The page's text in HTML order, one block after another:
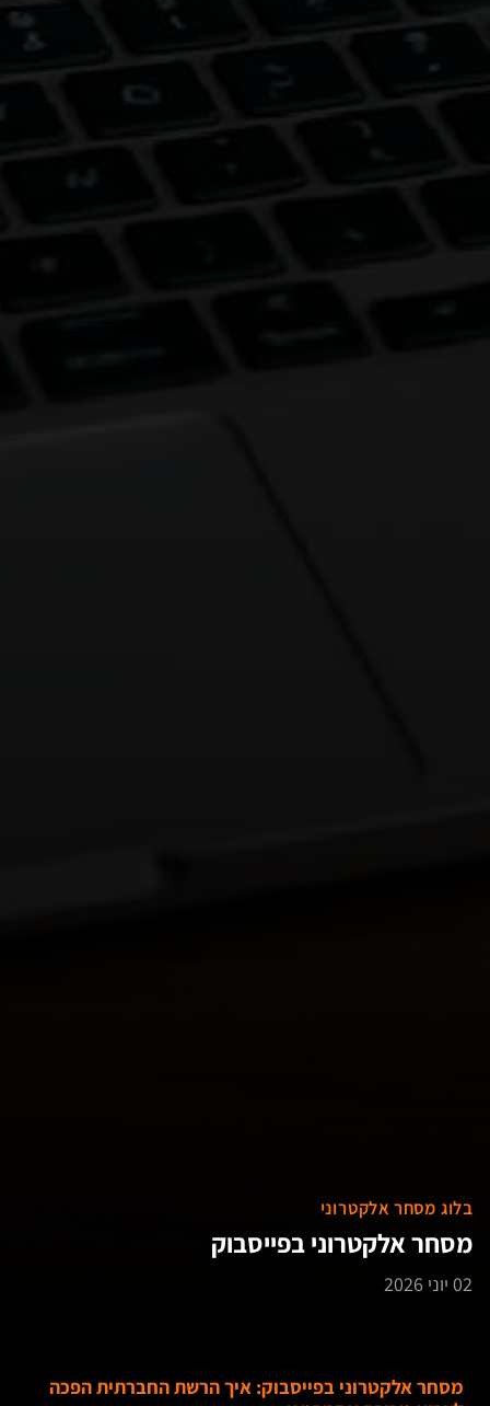
בלוג מסחר אלקטרוני
מסחר אלקטרוני בפייסבוק
02 יוני 2026
מסחר אלקטרוני בפייסבוק: איך הרשת החברתית הפכה